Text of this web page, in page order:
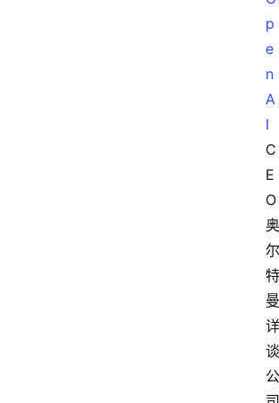
p
e
n
A
I
C
E
O
奥
尔
特
曼
详
谈
公